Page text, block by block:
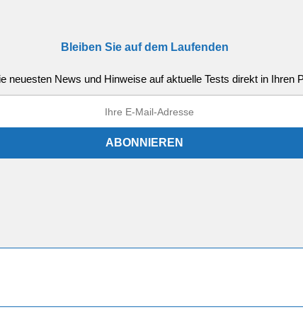
Bleiben Sie auf dem Laufenden
neuesten News und Hinweise auf aktuelle Tests direkt in Ihren